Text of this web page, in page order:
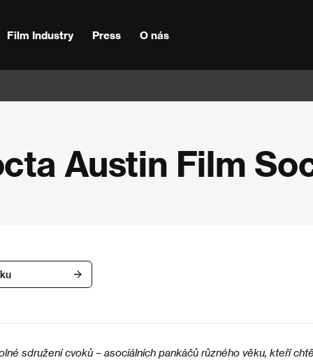
Film Industry Press O nás
Austin Film
sdružení cvoků – asociálních pankáčů různého věku, kteří